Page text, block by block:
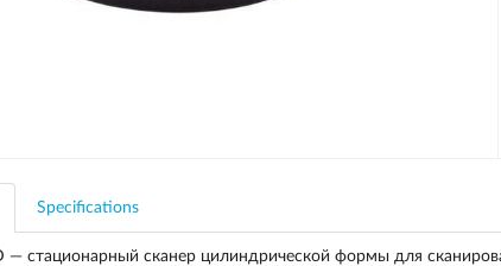
Specifications
— стационарный сканер цилиндрической формы для